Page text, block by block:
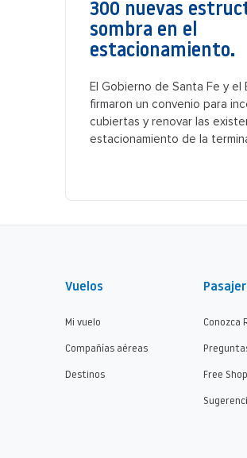
300 nuevas
sombra en el
estacionamiento.
El Gobierno de Santa Fe y el
firmaron un convenio para
cubiertas y renovar las
estacionamiento de la
Vuelos
Mi vuelo
Compañías aéreas
Destinos
Conozca
Free Shop